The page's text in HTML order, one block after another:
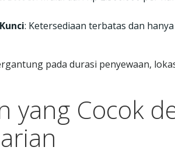
: Ketersediaan terbatas dan
pada durasi penyewaan,
yang Cocok